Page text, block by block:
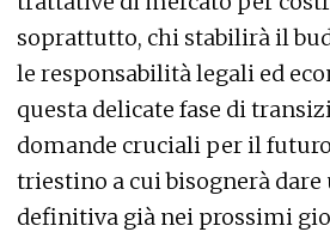
soprattutto, chi stabilirà il
le responsabilità legali ed
questa delicate fase di
domande cruciali per il
triestino a cui bisognerà dare
definitiva già nei prossimi